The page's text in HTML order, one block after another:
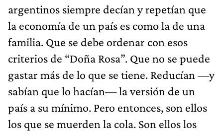
argentinos siempre decían y repetían que
la economía de un país es como la de una
familia. Que se debe ordenar con esos
criterios de “Doña Rosa”. Que no se puede
gastar más de lo que se tiene. Reducían —y
sabían que lo hacían— la versión de un
país a su mínimo. Pero entonces, son ellos
los que se muerden la cola. Son ellos los